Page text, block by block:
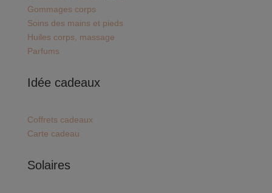
Gommages corps
Soins des mains et pieds
Huiles corps, massage
Parfums
Idée cadeaux
Coffrets cadeaux
Carte cadeau
Solaires